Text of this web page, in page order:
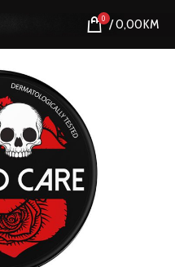
0 /0,00KM